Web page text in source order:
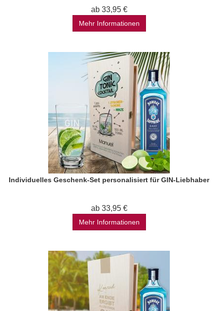
ab 33,95 €
Mehr Informationen
Individuelles Geschenk-Set personalisiert für GIN-Liebhaber
ab 33,95 €
Mehr Informationen